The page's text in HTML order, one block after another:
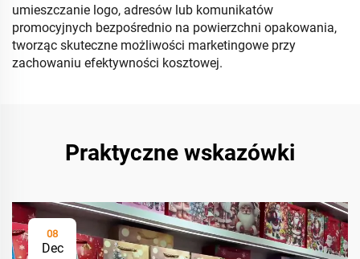
umieszczanie logo, adresów lub komunikatów
promocyjnych bezpośrednio na powierzchni opakowania,
tworząc skuteczne możliwości marketingowe przy
zachowaniu efektywności kosztowej.
Praktyczne wskazówki
08
Dec